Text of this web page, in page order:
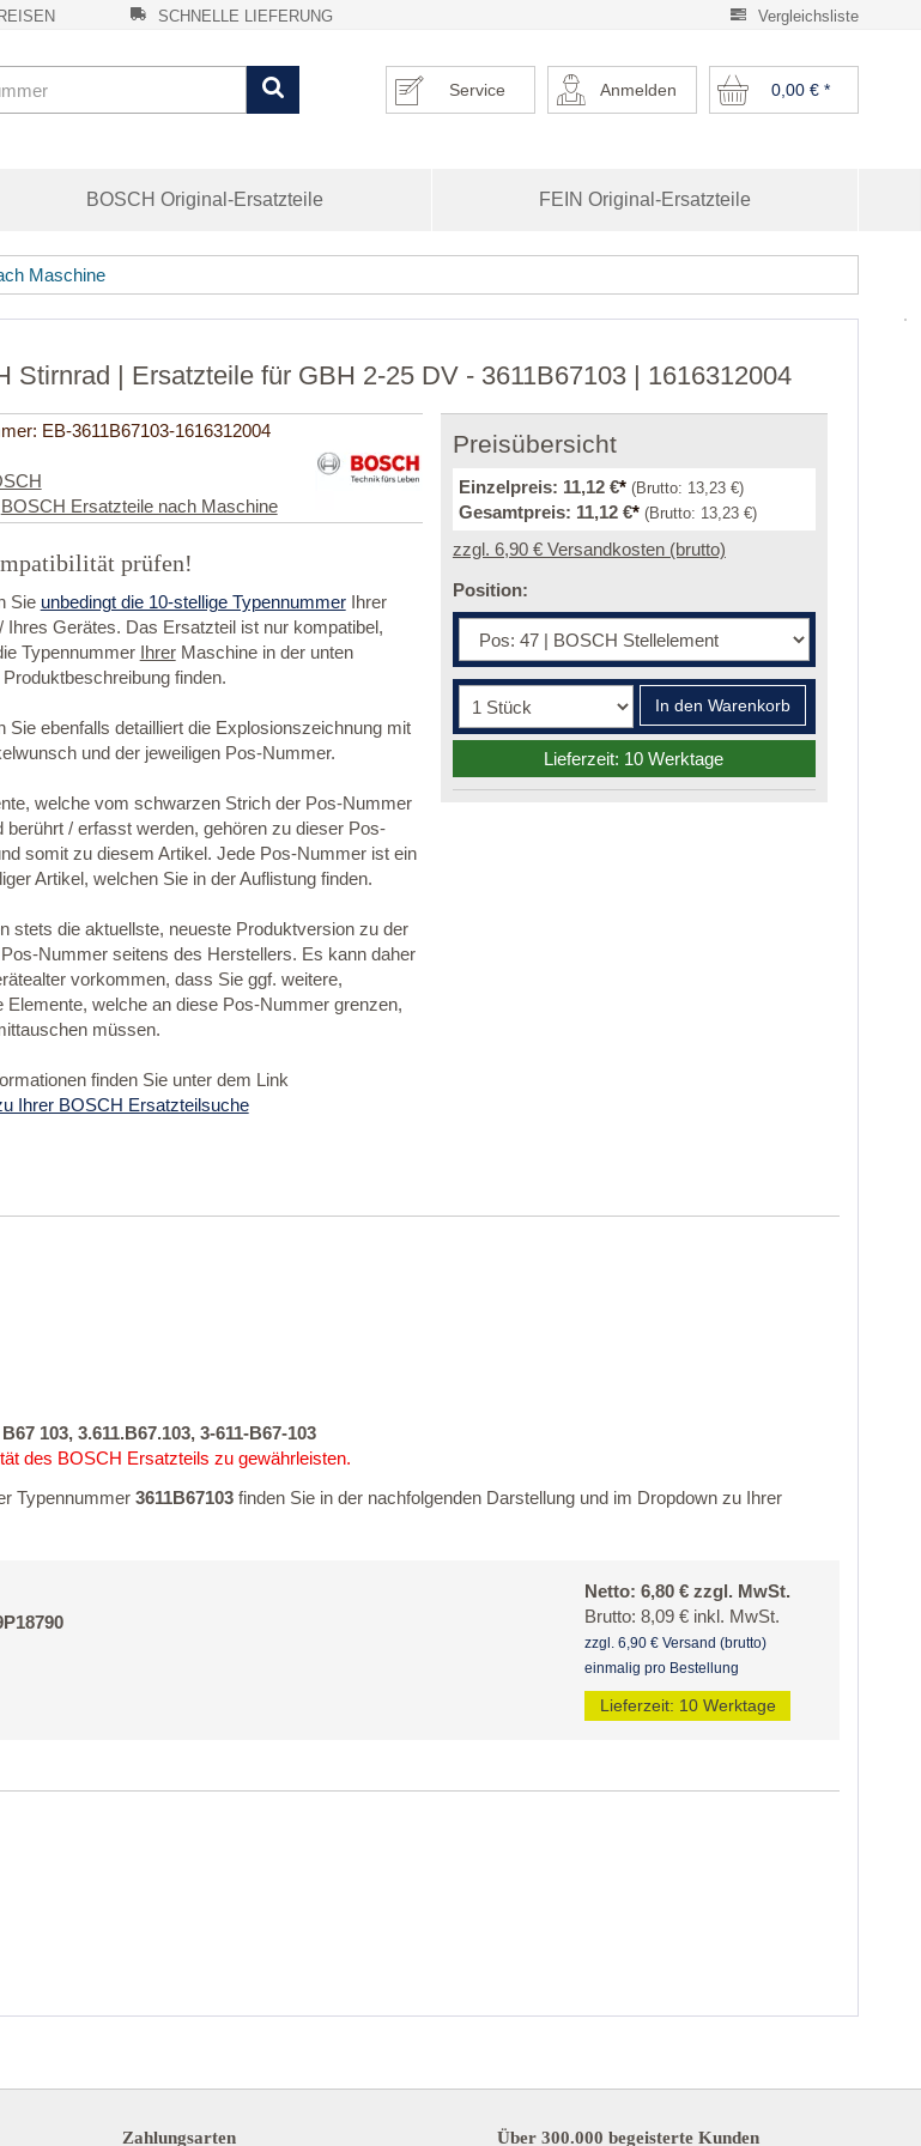
Vergleichsliste
SCHNELLE LIEFERUNG
0,00 €*
Anmelden
Service
BOSCH Original-Ersatzteile FEIN Original-Ersatzteile
Maschine
Stirnrad | Ersatzteile für GBH 2-25 DV - 3611B67103 | 1616312004
EB-3611B67103-1616312004
BOSCH Ersatzteile nach Maschine
prüfen!
Sie unbedingt die 10-stellige TypennummerIhrer
Ihres Gerätes. Das Ersatzteil ist nur kompatibel,
Typennummer IhrerMaschine in der unten
finden.
Sie ebenfalls detailliert die Explosionszeichnung mit
und der jeweiligen Pos-Nummer.
welche vom schwarzen Strich der Pos-Nummer
berührt / erfasst werden, gehören zu dieser Pos-
somit zu diesem Artikel. Jede Pos-Nummer ist ein
Artikel, welchen Sie in der Auflistung finden.
stets die aktuellste, neueste Produktversion zu der
Nummer seitens des Herstellers. Es kann daher
vorkommen, dass Sie ggf. weitere,
Elemente, welche an diese Pos-Nummer grenzen,
müssen.
finden Sie unter dem Link
Ihrer BOSCH Ersatzteilsuche
Preisübersicht
Einzelpreis: 11,12 €* (Brutto: 13,23 €)
Gesamtpreis: 11,12 €* (Brutto: 13,23 €)
zzgl. 6,90 € Versandkosten (brutto)
Position:
In den Warenkorb
Lieferzeit: 10 Werktage
103, 3.611.B67.103, 3-611-B67-103
des BOSCH Ersatzteils zu gewährleisten.
Typennummer 3611B67103 finden Sie in der nachfolgenden Darstellung und im Dropdown zu Ihrer
Netto: 6,80 € zzgl. MwSt.
Brutto: 8,09 € inkl. MwSt.
zzgl. 6,90 € Versand (brutto)
einmalig pro Bestellung
Lieferzeit: 10 Werktage
Zahlungsarten Über 300.000 begeisterte Kunden